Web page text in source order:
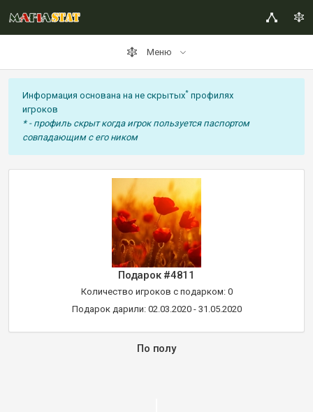
Меню
Информация основана на не скрытых* профилях
игроков
* - профиль скрыт когда игрок пользуется паспортом
совпадающим с его ником
Подарок #4811
Количество игроков с подарком: 0
Подарок дарили: 02.03.2020 - 31.05.2020
По полу